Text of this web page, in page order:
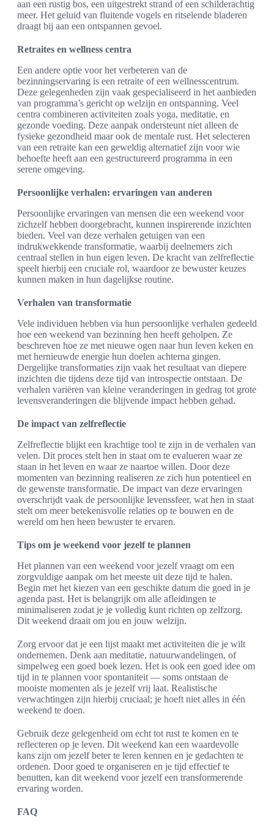
aan een rustig bos, een uitgestrekt strand of een schilderachtig
meer. Het geluid van fluitende vogels en ritselende bladeren
draagt bij aan een ontspannen gevoel.
Retraites en wellness centra
Een andere optie voor het verbeteren van de
bezinningservaring is een retraite of een wellnesscentrum.
Deze gelegenheden zijn vaak gespecialiseerd in het aanbieden
van programma’s gericht op welzijn en ontspanning. Veel
centra combineren activiteiten zoals yoga, meditatie, en
gezonde voeding. Deze aanpak ondersteunt niet alleen de
fysieke gezondheid maar ook de mentale rust. Het selecteren
van een retraite kan een geweldig alternatief zijn voor wie
behoefte heeft aan een gestructureerd programma in een
serene omgeving.
Persoonlijke verhalen: ervaringen van anderen
Persoonlijke ervaringen van mensen die een weekend voor
zichzelf hebben doorgebracht, kunnen inspirerende inzichten
bieden. Veel van deze verhalen getuigen van een
indrukwekkende transformatie, waarbij deelnemers zich
centraal stellen in hun eigen leven. De kracht van zelfreflectie
speelt hierbij een cruciale rol, waardoor ze bewuster keuzes
kunnen maken in hun dagelijkse routine.
Verhalen van transformatie
Vele individuen hebben via hun persoonlijke verhalen gedeeld
hoe een weekend van bezinning hen heeft geholpen. Ze
beschreven hoe ze met nieuwe ogen naar hun leven keken en
met hernieuwde energie hun doelen achterna gingen.
Dergelijke transformaties zijn vaak het resultaat van diepere
inzichten die tijdens deze tijd van introspectie ontstaan. De
verhalen variëren van kleine veranderingen in gedrag tot grote
levensveranderingen die blijvende impact hebben gehad.
De impact van zelfreflectie
Zelfreflectie blijkt een krachtige tool te zijn in de verhalen van
velen. Dit proces stelt hen in staat om te evalueren waar ze
staan in het leven en waar ze naartoe willen. Door deze
momenten van bezinning realiseren ze zich hun potentieel en
de gewenste transformatie. De impact van deze ervaringen
overschrijdt vaak de persoonlijke levenssfeer, wat hen in staat
stelt om meer betekenisvolle relaties op te bouwen en de
wereld om hen heen bewuster te ervaren.
Tips om je weekend voor jezelf te plannen
Het plannen van een weekend voor jezelf vraagt om een
zorgvuldige aanpak om het meeste uit deze tijd te halen.
Begin met het kiezen van een geschikte datum die goed in je
agenda past. Het is belangrijk om alle afleidingen te
minimaliseren zodat je je volledig kunt richten op zelfzorg.
Dit weekend draait om jou en jouw welzijn.
Zorg ervoor dat je een lijst maakt met activiteiten die je wilt
ondernemen. Denk aan meditatie, natuurwandelingen, of
simpelweg een goed boek lezen. Het is ook een goed idee om
tijd in te plannen voor spontaniteit — soms ontstaan de
mooiste momenten als je jezelf vrij laat. Realistische
verwachtingen zijn hierbij cruciaal; je hoeft niet alles in één
weekend te doen.
Gebruik deze gelegenheid om echt tot rust te komen en te
reflecteren op je leven. Dit weekend kan een waardevolle
kans zijn om jezelf beter te leren kennen en je gedachten te
ordenen. Door goed te organiseren en je tijd effectief te
benutten, kan dit weekend voor jezelf een transformerende
ervaring worden.
FAQ